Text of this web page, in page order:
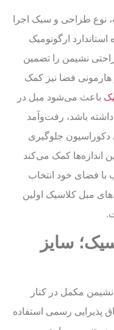
نوع طراحی و سبک اجرا
ارگونومیک
راحتی نشیمن را تضمین
فضا نیز کمک
باعث می‌شود مبل در
باشد، رفت‌وآمد
دکوراسیون جلوگیری
اندازه‌ها کمک می‌کند
با فضای خود انتخاب
مبل کلاسیک اولین
سایز
مکمل در کنار
پذیرایی رسمی استفاده